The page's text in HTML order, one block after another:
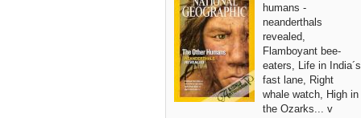
humans -
neanderthals
revealed,
Flamboyant bee-
eaters, Life in India´s
fast lane, Right
whale watch, High in
the Ozarks... v